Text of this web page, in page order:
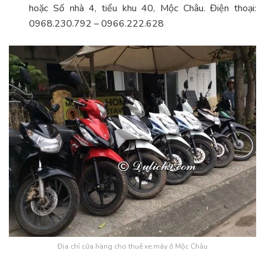
hoặc Số nhà 4, tiểu khu 40, Mộc Châu. Điện thoại:
0968.230.792 – 0966.222.628
Địa chỉ cửa hàng cho thuê xe máy ở Mộc Châu